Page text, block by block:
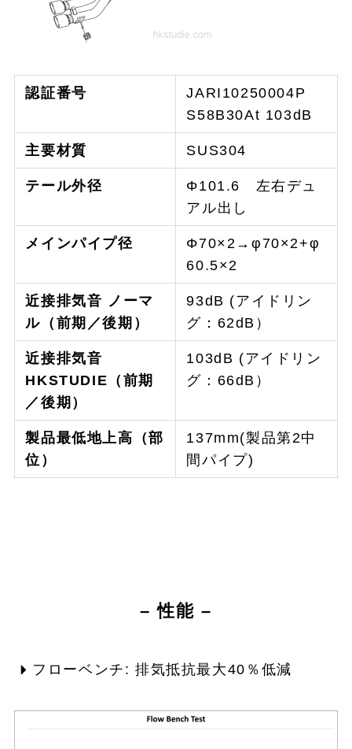
認証番号
JARI10250004P
S58B30At 103dB
主要材質 SUS304
テール外径
Φ101.6 左右デュ
アル出し
メインパイプ径
Φ70×2→φ70×2+φ
60.5×2
近接排気音 ノーマ
ル（前期／後期）
93dB (アイドリン
グ：62dB）
近接排気音
HKSTUDIE（前期
／後期）
103dB (アイドリン
グ：66dB）
製品最低地上高（部
位）
137mm(製品第2中
間パイプ)
– 性能 –
フローベンチ: 排気抵抗最大40％低減